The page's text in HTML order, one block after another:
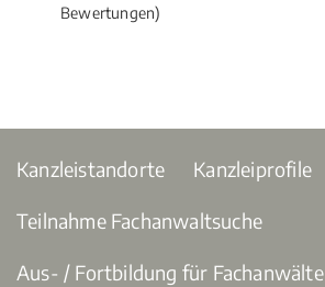
Bewertungen)
Kanzleistandorte Kanzleiprofile
Teilnahme Fachanwaltsuche
Aus- / Fortbildung für Fachanwälte